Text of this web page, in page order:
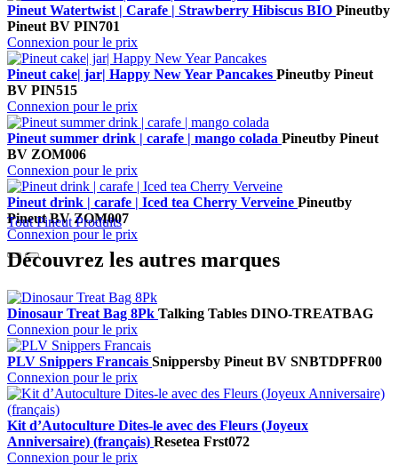
Pineut Watertwist | Carafe | Strawberry Hibiscus BIO Pineutby
Pineut BV PIN701
Connexion pour le prix
Pineut cake| jar| Happy New Year Pancakes Pineutby Pineut
BV PIN515
Connexion pour le prix
Pineut summer drink | carafe | mango colada Pineutby Pineut
BV ZOM006
Connexion pour le prix
Pineut drink | carafe | Iced tea Cherry Verveine Pineutby
Pineut BV ZOM007
Connexion pour le prix
Tout Pineut Produits
Découvrez les autres marques
Dinosaur Treat Bag 8Pk Talking Tables DINO-TREATBAG
Connexion pour le prix
PLV Snippers Francais Snippersby Pineut BV SNBTDPFR00
Connexion pour le prix
Kit d’Autoculture Dites-le avec des Fleurs (Joyeux
Anniversaire) (français) Resetea Frst072
Connexion pour le prix